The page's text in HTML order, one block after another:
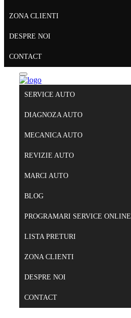
ZONA CLIENTI
DESPRE NOI
CONTACT
SERVICE AUTO
DIAGNOZA AUTO
MECANICA AUTO
REVIZIE AUTO
MARCI AUTO
BLOG
PROGRAMARI SERVICE ONLINE
LISTA PRETURI
ZONA CLIENTI
DESPRE NOI
CONTACT